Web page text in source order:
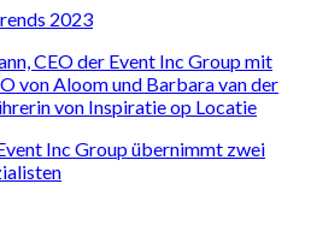
2023
Inc Group übernimmt zwei